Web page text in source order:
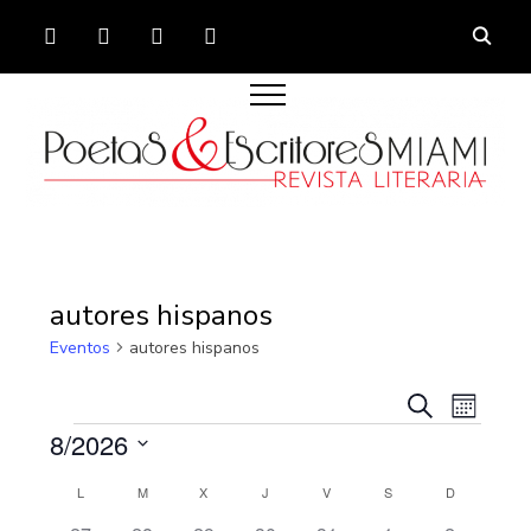
FACEBOOKTWITTERINSTAGRAMYOUTUBE
autores hispanos
Eventos autores hispanos
Buscar
de
Mes
Eventos
8/2026
Calendario
L M MARTESX MIÉRCOLES
J V VIERNESS D